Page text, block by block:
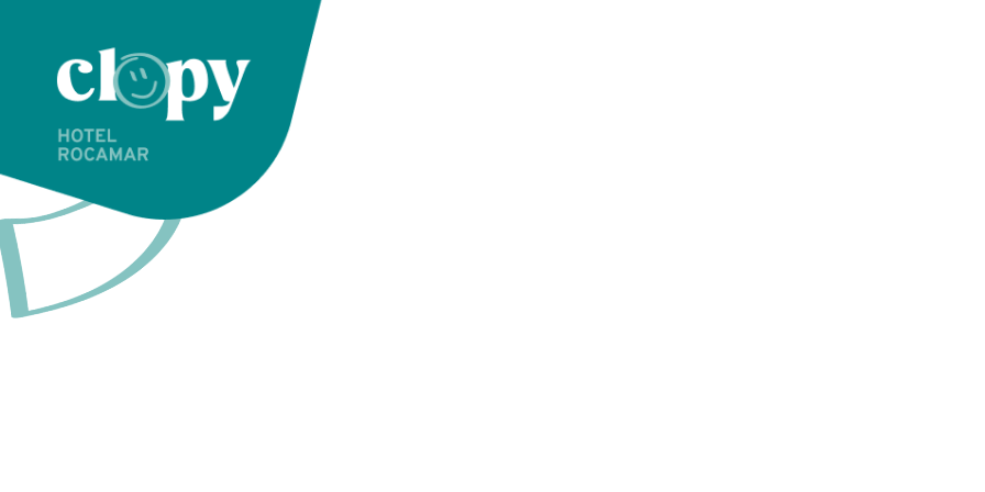
Habitación Individual en
comodidad y privacidad